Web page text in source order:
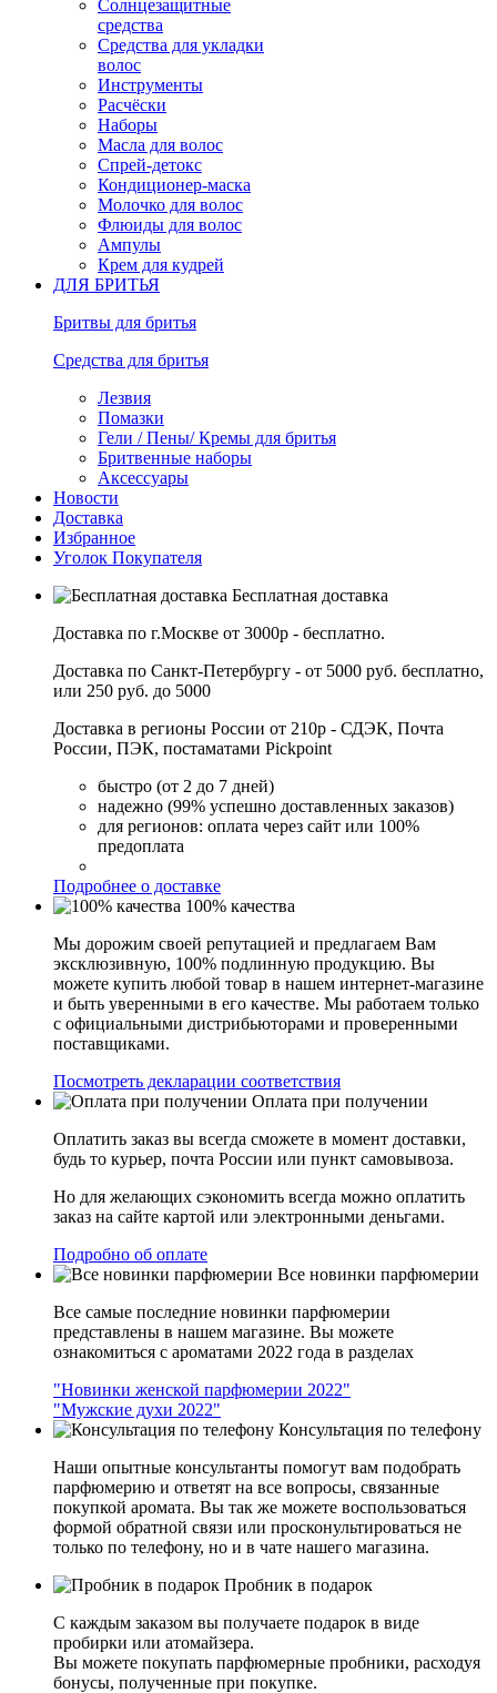
Солнцезащитные
средства
Средства для укладки
волос
Инструменты
Расчёски
Наборы
Масла для волос
Спрей-детокс
Кондиционер-маска
Молочко для волос
Флюиды для волос
Ампулы
Крем для кудрей
ДЛЯ БРИТЬЯ
Бритвы для бритья
Средства для бритья
Лезвия
Помазки
Гели / Пены/ Кремы для бритья
Бритвенные наборы
Аксессуары
Новости
Доставка
Избранное
Уголок Покупателя
Бесплатная доставка
Доставка по г.Москве от 3000р - бесплатно.
Доставка по Санкт-Петербургу - от 5000 руб. бесплатно,
или 250 руб. до 5000
Доставка в регионы России от 210р - СДЭК, Почта
России, ПЭК, постаматами Pickpoint
быстро (от 2 до 7 дней)
надежно (99% успешно доставленных заказов)
для регионов: оплата через сайт или 100%
предоплата
Подробнее о доставке
100% качества
Мы дорожим своей репутацией и предлагаем Вам
эксклюзивную, 100% подлинную продукцию. Вы
можете купить любой товар в нашем интернет-магазине
и быть уверенными в его качестве. Мы работаем только
с официальными дистрибьюторами и проверенными
поставщиками.
Посмотреть декларации соответствия
Оплата при получении
Оплатить заказ вы всегда сможете в момент доставки,
будь то курьер, почта России или пункт самовывоза.
Но для желающих сэкономить всегда можно оплатить
заказ на сайте картой или электронными деньгами.
Подробно об оплате
Все новинки парфюмерии
Все самые последние новинки парфюмерии
представлены в нашем магазине. Вы можете
ознакомиться с ароматами 2022 года в разделах
"Новинки женской парфюмерии 2022"
"Мужские духи 2022"
Консультация по телефону
Наши опытные консультанты помогут вам подобрать
парфюмерию и ответят на все вопросы, связанные
покупкой аромата. Вы так же можете воспользоваться
формой обратной связи или просконультироваться не
только по телефону, но и в чате нашего магазина.
Пробник в подарок
С каждым заказом вы получаете подарок в виде
пробирки или атомайзера.
Вы можете покупать парфюмерные пробники, расходуя
бонусы, полученные при покупке.